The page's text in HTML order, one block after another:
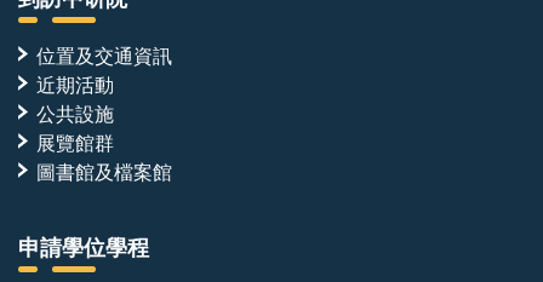
位置及交通資訊
近期活動
公共設施
展覽館群
圖書館及檔案館
申請學位學程